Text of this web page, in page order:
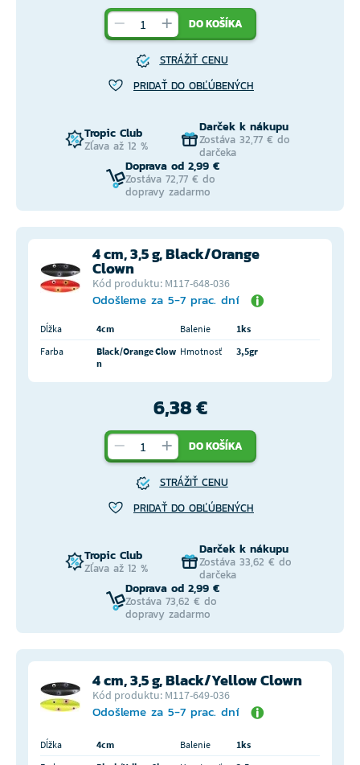
DO KOŠÍKA
STRÁŽIŤ CENU
PRIDAŤ DO OBĽÚBENÝCH
Tropic Club
Zľava až 12 %
Darček k nákupu
Zostáva 32,77 € do
darčeka
Doprava od 2,99 €
Zostáva 72,77 € do
dopravy zadarmo
4 cm, 3,5 g, Black/Orange
Clown
Kód produktu: M117-648-036
Odošleme za 5-7 prac. dní
Dĺžka 4cm Balenie
1ks
Farba
Black/Orange Clow
n
Hmotnosť 3,5gr
6,38 €
DO KOŠÍKA
STRÁŽIŤ CENU
PRIDAŤ DO OBĽÚBENÝCH
Tropic Club
Zľava až 12 %
Darček k nákupu
Zostáva 33,62 € do
darčeka
Doprava od 2,99 €
Zostáva 73,62 € do
dopravy zadarmo
4 cm, 3,5 g, Black/Yellow Clown
Kód produktu: M117-649-036
Odošleme za 5-7 prac. dní
Dĺžka 4cm Balenie
1ks